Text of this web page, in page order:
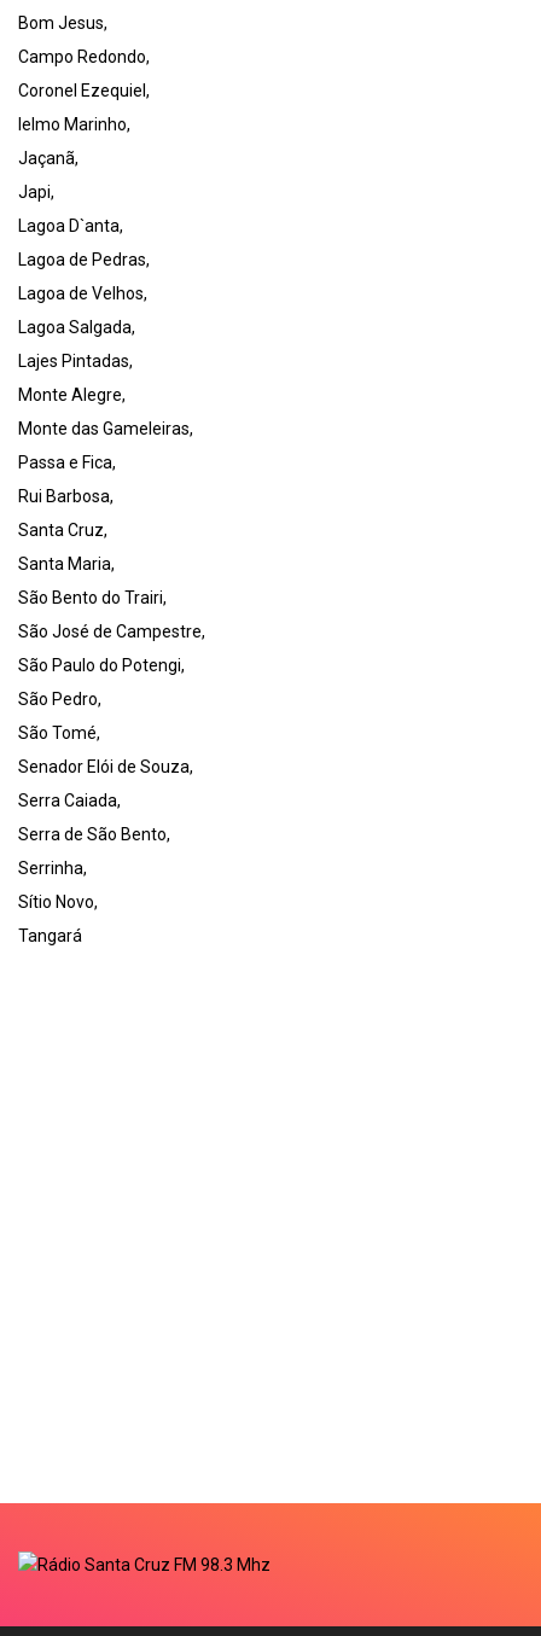
Bom Jesus,
Campo Redondo,
Coronel Ezequiel,
Ielmo Marinho,
Jaçanã,
Japi,
Lagoa D`anta,
Lagoa de Pedras,
Lagoa de Velhos,
Lagoa Salgada,
Lajes Pintadas,
Monte Alegre,
Monte das Gameleiras,
Passa e Fica,
Rui Barbosa,
Santa Cruz,
Santa Maria,
São Bento do Trairi,
São José de Campestre,
São Paulo do Potengi,
São Pedro,
São Tomé,
Senador Elói de Souza,
Serra Caiada,
Serra de São Bento,
Serrinha,
Sítio Novo,
Tangará